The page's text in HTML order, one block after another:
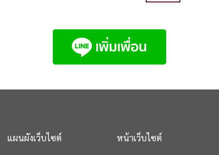
แผนผังเว็บไซต์ หน้าเว็บไซต์